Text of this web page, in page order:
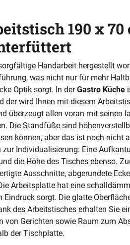
190 x 70
Handarbeit hergestellt
was nicht nur für mehr
Optik sorgt. In derGastro Küche
der wird Ihnen mit diesem
überzeugt allen voran mit seinen
Die Standfüße sind
können, aber das ist noch nicht
Individualisierung: Eine
die Höhe des Tisches ebenso.
Ausschnitte, abgerundete
Arbeitsplatte hat eine
Eindruck sorgt. Die glatte
des Arbeitstisches erhalten Sie
von Gerichten sowie Raum zum
der Tischplatte.